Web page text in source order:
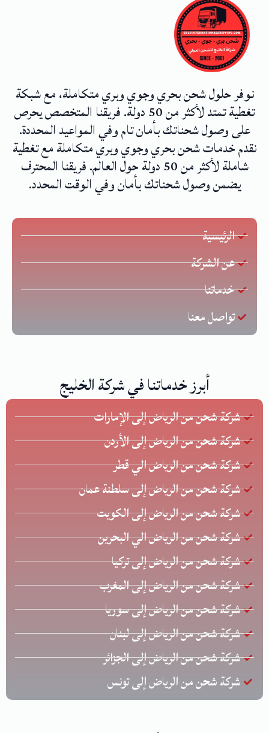
نوفر حلول شحن بحري وجوي وبري متكاملة، مع شبكة
تغطية تمتد لأكثر من 50 دولة. فريقنا المتخصص يحرص
على وصول شحناتك بأمان تام وفي المواعيد المحددة.
نقدم خدمات شحن بحري وجوي وبري متكاملة مع تغطية
شاملة لأكثر من 50 دولة حول العالم. فريقنا المحترف
يضمن وصول شحناتك بأمان وفي الوقت المحدد.
الرئيسية
عن الشركة
خدماتنا
تواصل معنا
أبرز خدماتنا في شركة الخليج
شركة شحن من الرياض إلى الإمارات
شركة شحن من الرياض إلى الأردن
شركة شحن من الرياض الي قطر
شركة شحن من الرياض إلى سلطنة عمان
شركة شحن من الرياض إلى الكويت
شركة شحن من الرياض الي البحرين
شركة شحن من الرياض إلى تركيا
شركة شحن من الرياض إلى المغرب
شركة شحن من الرياض إلى سوريا
شركة شحن من الرياض إلى لبنان
شركة شحن من الرياض إلى الجزائر
شركة شحن من الرياض إلى تونس